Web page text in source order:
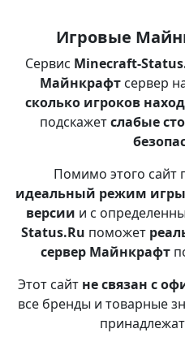
Игровые
Сервис Minecraft-
Майнкрафтсервер
сколько игроков
подскажетслабые
Помимо этого сайт
идеальный режим игры
версии и с
Status.Ru поможет
сервер Майнкрафт
Этот сайт не связан с
все бренды и товарные